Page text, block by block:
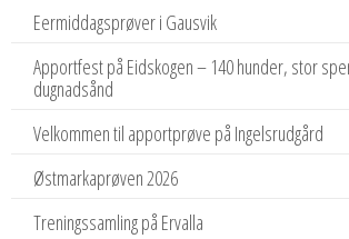
Eermiddagsprøver i Gausvik
Apportfest på Eidskogen – 140 hunder, stor
dugnadsånd
Velkommen til apportprøve på Ingelsrudgård
Østmarkaprøven 2026
Treningssamling på Ervalla